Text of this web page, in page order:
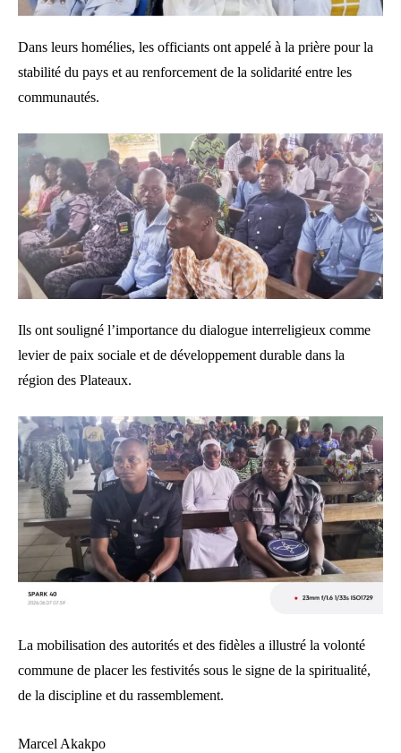
Dans leurs homélies, les officiants ont appelé à la prière pour la
stabilité du pays et au renforcement de la solidarité entre les
communautés.
Ils ont souligné l’importance du dialogue interreligieux comme
levier de paix sociale et de développement durable dans la
région des Plateaux.
La mobilisation des autorités et des fidèles a illustré la volonté
commune de placer les festivités sous le signe de la spiritualité,
de la discipline et du rassemblement.
Marcel Akakpo